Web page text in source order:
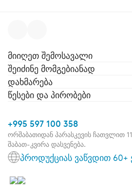
მიიღეთ შემოსავალი
შეიძინე მომგებიანად
დახმარება
წესები და პირობები
+995 597 100 358
ორშაბათიდან პარასკევის ჩათვლით
შაბათ-კვირა დასვენება.
პროდუქციას ვაწვდით 60+